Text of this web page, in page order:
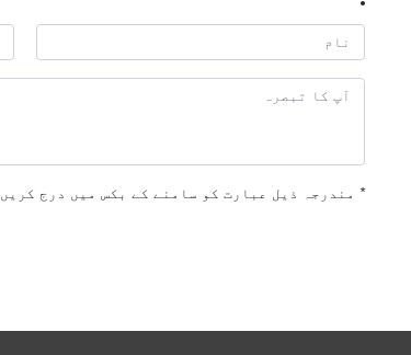
* مندرجہ ذیل عبارت کو سامنے کے بکس میں درج کریں